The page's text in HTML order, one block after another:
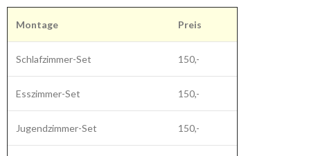
Montage Preis
Schlafzimmer-Set 150,-
Esszimmer-Set 150,-
Jugendzimmer-Set 150,-